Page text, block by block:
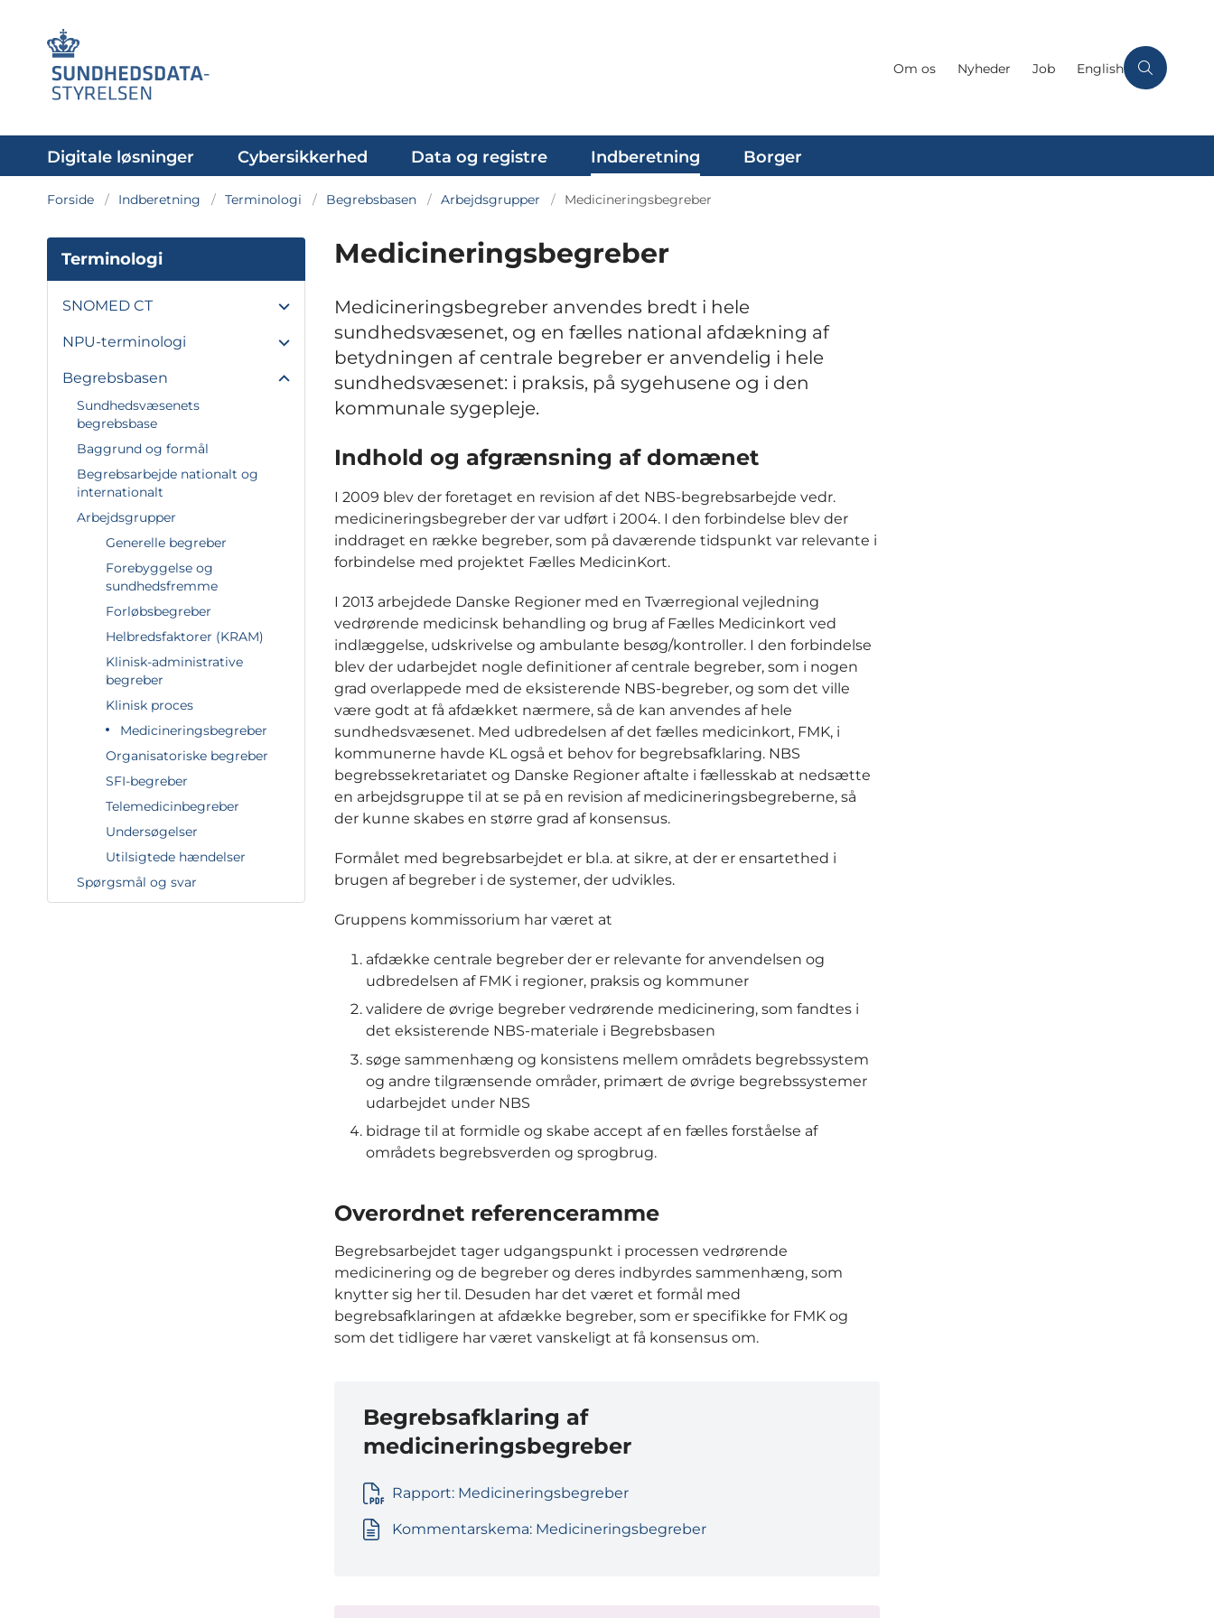
Om os Nyheder Job English
Digitale løsninger Cybersikkerhed Data og registre Indberetning Borger
Forside Indberetning Terminologi Begrebsbasen Arbejdsgrupper Medicineringsbegreber
Terminologi
SNOMED CT
NPU-terminologi
Begrebsbasen
Sundhedsvæsenets
begrebsbase
Baggrund og formål
Begrebsarbejde nationalt og
internationalt
Arbejdsgrupper
Generelle begreber
Forebyggelse og
sundhedsfremme
Forløbsbegreber
Helbredsfaktorer (KRAM)
Klinisk-administrative
begreber
Klinisk proces
Medicineringsbegreber
Organisatoriske begreber
SFI-begreber
Telemedicinbegreber
Undersøgelser
Utilsigtede hændelser
Spørgsmål og svar
Medicineringsbegreber
Medicineringsbegreber anvendes bredt i hele
sundhedsvæsenet, og en fælles national afdækning af
betydningen af centrale begreber er anvendelig i hele
sundhedsvæsenet: i praksis, på sygehusene og i den
kommunale sygepleje.
Indhold og afgrænsning af domænet
I 2009 blev der foretaget en revision af det NBS-begrebsarbejde vedr.
medicineringsbegreber der var udført i 2004. I den forbindelse blev der
inddraget en række begreber, som på daværende tidspunkt var relevante i
forbindelse med projektet Fælles MedicinKort.
I 2013 arbejdede Danske Regioner med en Tværregional vejledning
vedrørende medicinsk behandling og brug af Fælles Medicinkort ved
indlæggelse, udskrivelse og ambulante besøg/kontroller. I den forbindelse
blev der udarbejdet nogle definitioner af centrale begreber, som i nogen
grad overlappede med de eksisterende NBS-begreber, og som det ville
være godt at få afdækket nærmere, så de kan anvendes af hele
sundhedsvæsenet. Med udbredelsen af det fælles medicinkort, FMK, i
kommunerne havde KL også et behov for begrebsafklaring. NBS
begrebssekretariatet og Danske Regioner aftalte i fællesskab at nedsætte
en arbejdsgruppe til at se på en revision af medicineringsbegreberne, så
der kunne skabes en større grad af konsensus.
Formålet med begrebsarbejdet er bl.a. at sikre, at der er ensartethed i
brugen af begreber i de systemer, der udvikles.
Gruppens kommissorium har været at
afdække centrale begreber der er relevante for anvendelsen og
udbredelsen af FMK i regioner, praksis og kommuner
validere de øvrige begreber vedrørende medicinering, som fandtes i
det eksisterende NBS-materiale i Begrebsbasen
søge sammenhæng og konsistens mellem områdets begrebssystem
og andre tilgrænsende områder, primært de øvrige begrebssystemer
udarbejdet under NBS
bidrage til at formidle og skabe accept af en fælles forståelse af
områdets begrebsverden og sprogbrug.
Overordnet referenceramme
Begrebsarbejdet tager udgangspunkt i processen vedrørende
medicinering og de begreber og deres indbyrdes sammenhæng, som
knytter sig her til. Desuden har det været et formål med
begrebsafklaringen at afdække begreber, som er specifikke for FMK og
som det tidligere har været vanskeligt at få konsensus om.
Begrebsafklaring af
medicineringsbegreber
Rapport: Medicineringsbegreber
Kommentarskema: Medicineringsbegreber